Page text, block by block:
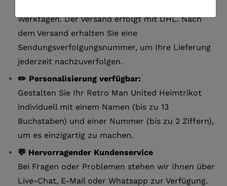
Werktagen. Der Versand erfolgt mit DHL. Nach
dem Versand erhalten Sie eine
Sendungsverfolgungsnummer, um Ihre Lieferung
jederzeit nachzuverfolgen.
✏️ Personalisierung verfügbar:
Gestalten Sie Ihr Retro Man United Heimtrikot
individuell mit einem Namen (bis zu 13
Buchstaben) und einer Nummer (bis zu 2 Ziffern),
um es einzigartig zu machen.
💬 Hervorragender Kundenservice
Bei Fragen oder Problemen stehen wir Ihnen über
Live-Chat, E-Mail oder Whatsapp zur Verfügung.